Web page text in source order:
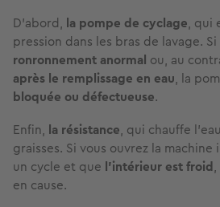
D’abord, la pompe de cyclage, qui
pression dans les bras de lavage.
ronronnement anormal ou, au
après le remplissage en eau, la
bloquée ou défectueuse.
Enfin, la résistance, qui chauffe l’eau
graisses. Si vous ouvrez la
un cycle et que l'intérieur est froid
en cause.